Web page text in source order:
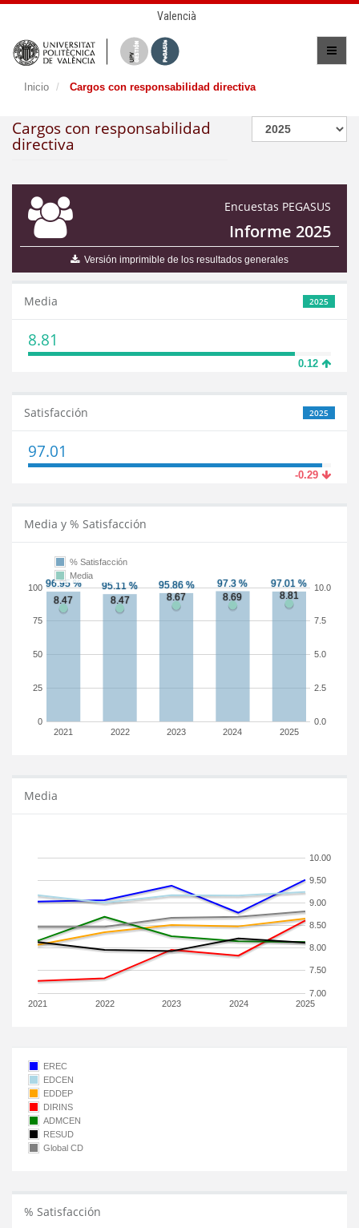
Valencià
Inicio Cargos con responsabilidad directiva
Cargos con responsabilidad
directiva
Encuestas PEGASUS
Informe 2025
Versión imprimible de los resultados generales
2025
Media
8.81
0.12
2025
Satisfacción
97.01
-0.29
Media y % Satisfacción
2021 2022 2023 2024 2025
0
25
50
75
100
0.0
2.5
5.0
7.5
10.0
% Satisfacción
Media
Media
2021 2022 2023 2024 2025
7.00
7.50
8.00
8.50
9.00
9.50
10.00
EREC
EDCEN
EDDEP
DIRINS
ADMCEN
RESUD
Global CD
% Satisfacción